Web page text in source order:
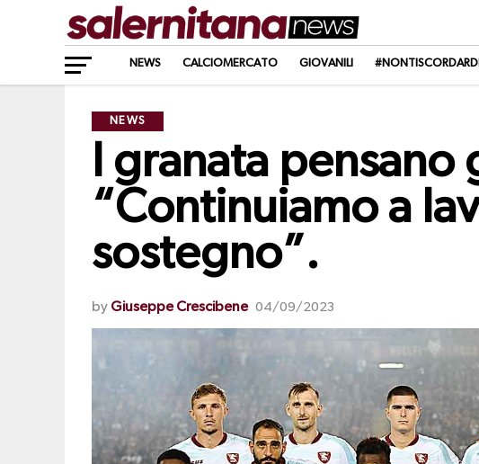
NEWS CALCIOMERCATO GIOVANILI
NEWS
I granata pensano
“Continuiamo a
sostegno”.
by Giuseppe Crescibene 04/09/2023